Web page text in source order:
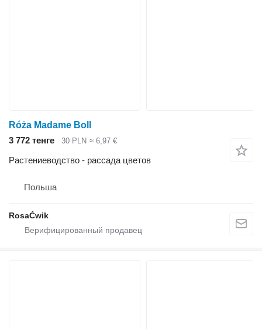
Róża Madame Boll
3 772 тенге
30 PLN ≈ 6,97 €
Растениеводство - рассада цветов
Польша
RosaĆwik